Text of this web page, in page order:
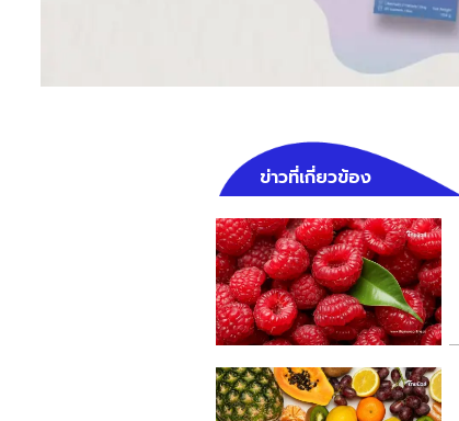
ข่าวที่เกี่ยวข้อง